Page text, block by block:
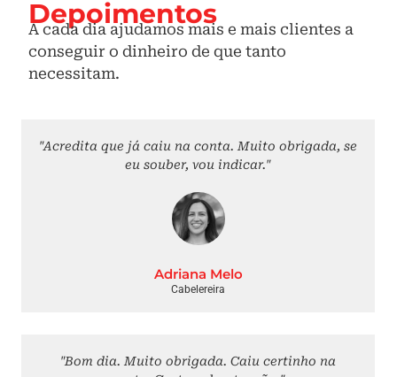
Depoimentos
A cada dia ajudamos mais e mais clientes a
conseguir o dinheiro de que tanto
necessitam.
"Acredita que já caiu na conta. Muito obrigada, se
eu souber, vou indicar."
Adriana Melo
Cabelereira
"Bom dia. Muito obrigada. Caiu certinho na